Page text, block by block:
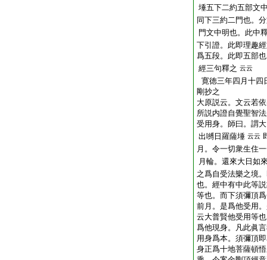
埵五下二約五部文
同下三約二門也。
門文中明也。此中
下引證。此即理趣
爲五段。此即五部
經三句釋之 云云
寛徳三年四月十
剛抄之
大原説云。文云若
所説内證自覺聖智
受用身。師曰。謂
出嚩日羅薩埵 云云
月。令一切衆生住
月輪。還來大日如
之爲自受法樂之境
也。經中有中此等
等也。而下須彌頂
前月。是爲他受用
云大普賢他受用等
爲他現身。凡此眞
用身爲本。須彌頂
身正爲十地菩薩頓